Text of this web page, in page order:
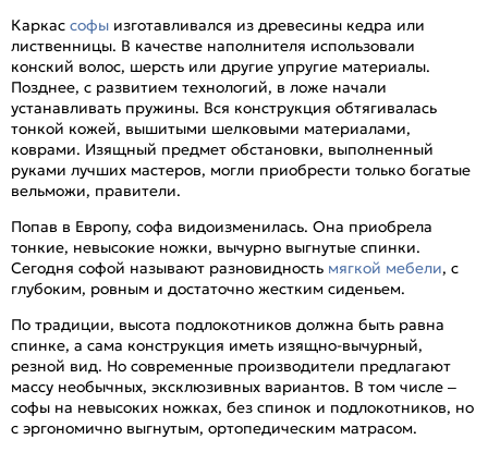
Каркас софы изготавливался из древесины кедра или
лиственницы. В качестве наполнителя использовали
конский волос, шерсть или другие упругие материалы.
Позднее, с развитием технологий, в ложе начали
устанавливать пружины. Вся конструкция обтягивалась
тонкой кожей, вышитыми шелковыми материалами,
коврами. Изящный предмет обстановки, выполненный
руками лучших мастеров, могли приобрести только богатые
вельможи, правители.
Попав в Европу, софа видоизменилась. Она приобрела
тонкие, невысокие ножки, вычурно выгнутые спинки.
Сегодня софой называют разновидность мягкой мебели, с
глубоким, ровным и достаточно жестким сиденьем.
По традиции, высота подлокотников должна быть равна
спинке, а сама конструкция иметь изящно-вычурный,
резной вид. Но современные производители предлагают
массу необычных, эксклюзивных вариантов. В том числе –
софы на невысоких ножках, без спинок и подлокотников, но
с эргономично выгнутым, ортопедическим матрасом.